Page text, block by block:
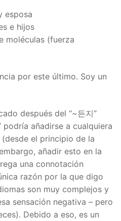
esposa
e hijos
moléculas (fuerza
por este último. Soy un
después del “~든지”
podría añadirse a cualquiera
el principio de la
añadir esto en la
una connotación
razón por la que digo
son muy complejos y
sensación negativa – pero
Debido a eso, es un